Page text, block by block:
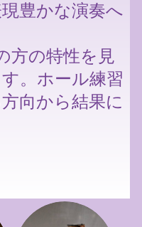
豊かな演奏へ
方の特性を見
。ホール練習
向から結果に